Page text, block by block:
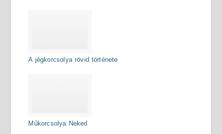
A jégkorcsolya rövid története
Műkorcsolya Neked